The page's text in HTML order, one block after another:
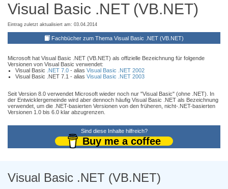
Visual Basic .NET (VB.NET)
Eintrag zuletzt aktualisiert am: 03.04.2014
Fachbücher zum Thema Visual Basic .NET (VB.NET)
Microsoft hat Visual Basic .NET (VB.NET) als offizielle Bezeichnung für folgende
Versionen von Visual Basic verwendet:
Visual Basic
.NET 7.0 - alias Visual Basic .NET 2002
Visual Basic .NET 7.1 - alias Visual Basic .NET 2003
Seit Version 8.0 verwendet Microsoft wieder noch nur "Visual Basic" (ohne .NET). In
der Entwicklergemeinde wird aber dennoch häufig Visual Basic .NET als Bezeichnung
verwendet, um die .NET-basierten Versionen von den früheren, nicht-.NET-basierten
Versionen 1.0 bis 6.0 klar abzugrenzen.
Sind diese Inhalte hilfreich?
Buy me a coffee
Visual Basic .NET (VB.NET)